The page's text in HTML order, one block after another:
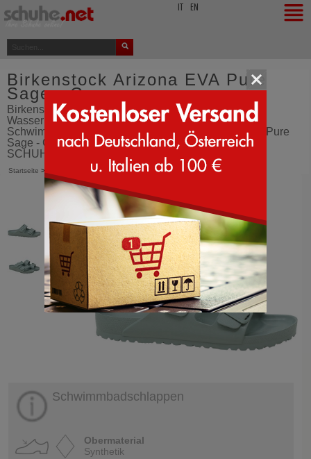
EN
Birkenstock Arizona EVA Pure
Sage - Grau
Birkenstock Arizona EVA neue perfekt für die
Wassernutzung, den Pool oder Strand -
Schwimmbadschlappen - Birkenstock Arizona EVA - Pure
Sage - Grau - Schuhe - aus Italien bestellen -
SCHUHE.net
Startseite > >Arizona EVA>Pure Sage (Grau)
Schwimmbadschlappen
Obermaterial
Synthetik